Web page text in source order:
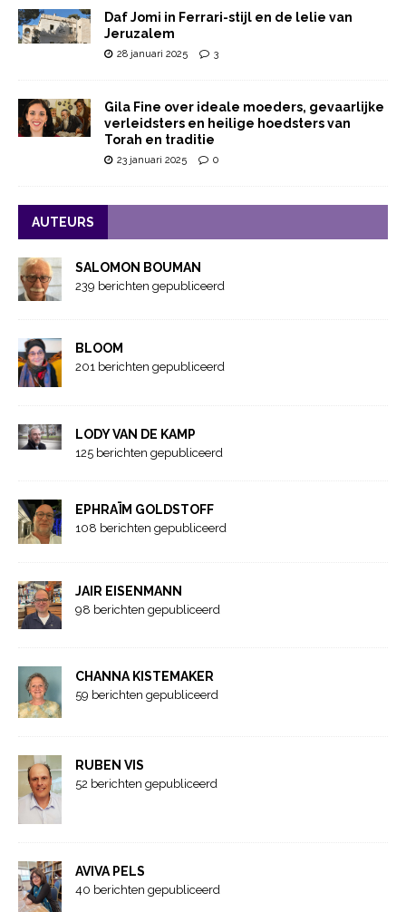
Daf Jomi in Ferrari-stijl en de lelie van
Jeruzalem
28 januari 2025 3
Gila Fine over ideale moeders, gevaarlijke
verleidsters en heilige hoedsters van
Torah en traditie
23 januari 2025 0
AUTEURS
SALOMON BOUMAN
239 berichten gepubliceerd
BLOOM
201 berichten gepubliceerd
LODY VAN DE KAMP
125 berichten gepubliceerd
EPHRAÏM GOLDSTOFF
108 berichten gepubliceerd
JAIR EISENMANN
98 berichten gepubliceerd
CHANNA KISTEMAKER
59 berichten gepubliceerd
RUBEN VIS
52 berichten gepubliceerd
AVIVA PELS
40 berichten gepubliceerd